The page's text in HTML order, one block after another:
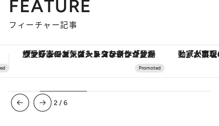
FEATURE
フィーチャー記事
「大事なのは地域の意識を変えること」。ロレックス賞受賞の自然保護活動家が実現させたナイジェリアの自然環境の復活 【銀座で出合う最旬美容】美髪ケアや上質
3 /6